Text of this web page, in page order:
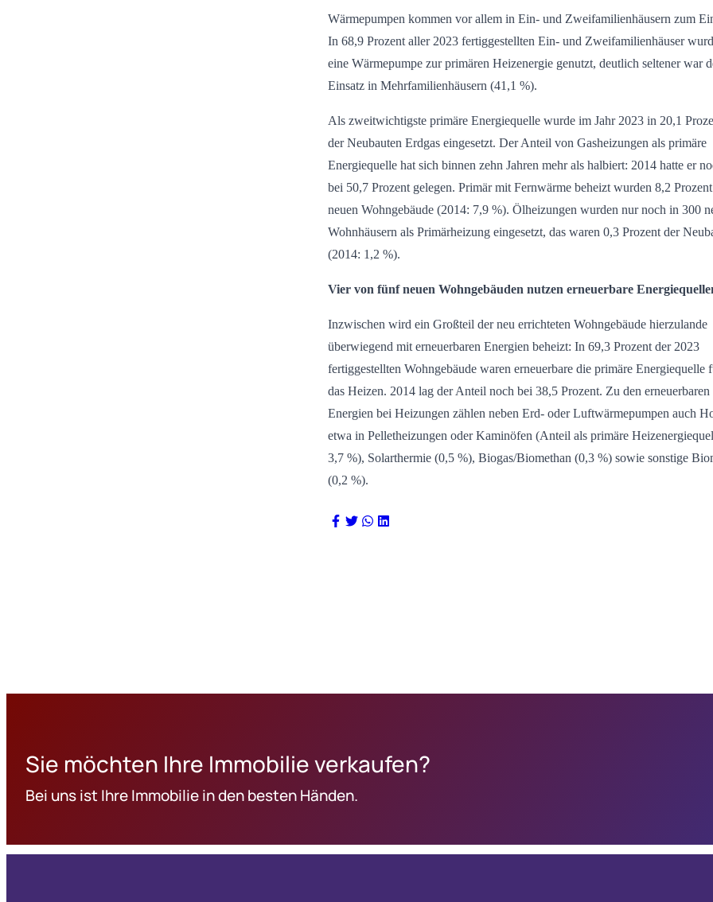
Wärmepumpen kommen vor allem in Ein- und Zweifamilienhäusern zum
In 68,9 Prozent aller 2023 fertiggestellten Ein- und Zweifamilienhäuser
eine Wärmepumpe zur primären Heizenergie genutzt, deutlich seltener war
Einsatz in Mehrfamilienhäusern (41,1 %).
Als zweitwichtigste primäre Energiequelle wurde im Jahr 2023 in 20,1
der Neubauten Erdgas eingesetzt. Der Anteil von Gasheizungen als primäre
Energiequelle hat sich binnen zehn Jahren mehr als halbiert: 2014 hatte er
bei 50,7 Prozent gelegen. Primär mit Fernwärme beheizt wurden 8,2
neuen Wohngebäude (2014: 7,9 %). Ölheizungen wurden nur noch in 300
Wohnhäusern als Primärheizung eingesetzt, das waren 0,3 Prozent der
(2014: 1,2 %).
Vier von fünf neuen Wohngebäuden nutzen erneuerbare
Inzwischen wird ein Großteil der neu errichteten Wohngebäude hierzulande
überwiegend mit erneuerbaren Energien beheizt: In 69,3 Prozent der 2023
fertiggestellten Wohngebäude waren erneuerbare die primäre Energiequelle
das Heizen. 2014 lag der Anteil noch bei 38,5 Prozent. Zu den erneuerbaren
Energien bei Heizungen zählen neben Erd- oder Luftwärmepumpen auch
etwa in Pelletheizungen oder Kaminöfen (Anteil als primäre
3,7 %), Solarthermie (0,5 %), Biogas/Biomethan (0,3 %) sowie sonstige
(0,2 %).
Sie möchten Ihre Immobilie verkaufen?
Bei uns ist Ihre Immobilie in den besten Händen.